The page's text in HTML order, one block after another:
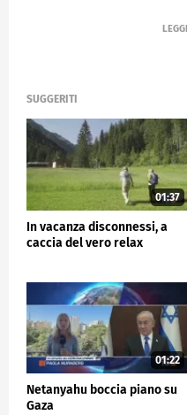
SUGGERITI
01:37
In vacanza disconnessi, a
caccia del vero relax
01:22
Netanyahu boccia piano su
Gaza